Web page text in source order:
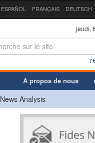
ESPAÑOL FRANÇAIS DEUTSCH
jeudi,
A propos de nous
News Analysis